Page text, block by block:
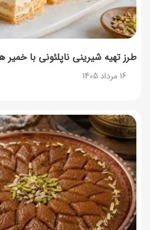
طرز تهیه شیرینی ناپلئونی با خمیر
16 مرداد 1405